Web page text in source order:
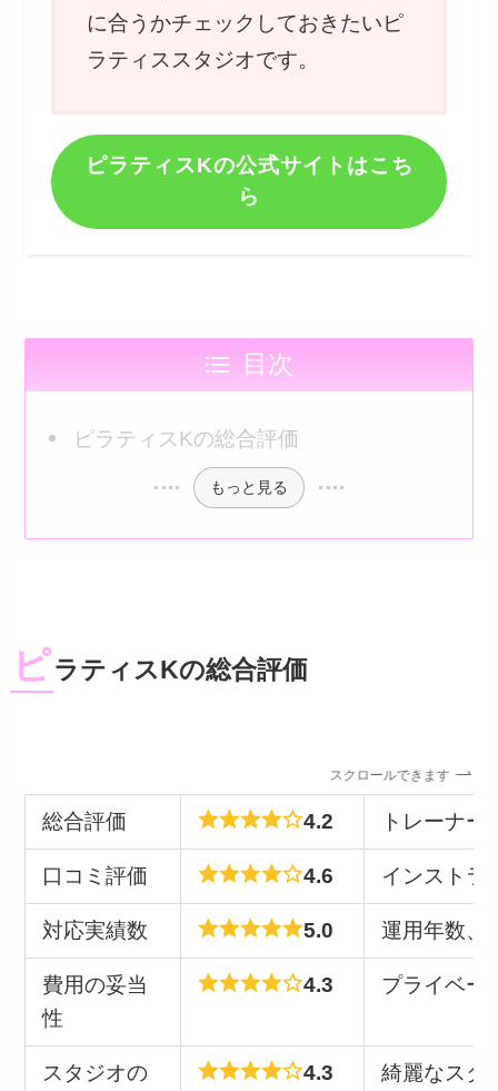
に合うかチェックしておきたいピ
ラティススタジオです。
ピラティスKの公式サイトはこち
ら
目次
ピラティスKの総合評価
もっと見る
ピラティスKの総合評価
スクロールできます
総合評価 4.2 トレーナ
口コミ評価 4.6 インストラ
対応実績数 5.0 運用年数、
費用の妥当
性
4.3 プライベー
スタジオの
4.3 綺麗なスタ